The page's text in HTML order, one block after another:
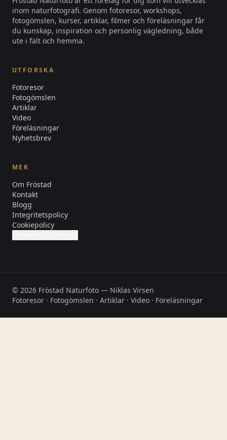
inom naturfotografi. Genom fotoresor, workshops,
fotogömslen, kurser, artiklar, filmer och föreläsningar får
du kunskap, inspiration och personlig vägledning, både
ute i fält och hemma.
UTFORSKA
Fotoresor
Fotogömslen
Artiklar
Video
Föreläsningar
Nyhetsbrev
MER
Om Fröstad
Kontakt
Blogg
Integritetspolicy
Cookiepolicy
© 2026 Fröstad Naturfoto — Niklas Virsen
Fotoresor · Fotogömslen · Artiklar · Video · Föreläsningar